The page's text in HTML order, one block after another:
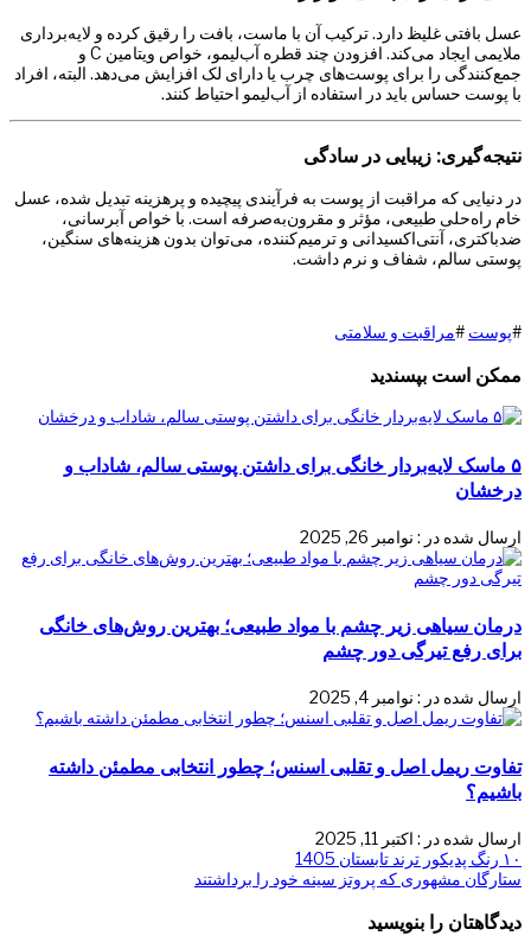
عسل بافتی غلیظ دارد. ترکیب آن با ماست، بافت را رقیق کرده و لایه‌برداری
ملایمی ایجاد می‌کند. افزودن چند قطره آب‌لیمو، خواص ویتامین C و
جمع‌کنندگی را برای پوست‌های چرب یا دارای لک افزایش می‌دهد. البته، افراد
با پوست حساس باید در استفاده از آب‌لیمو احتیاط کنند.
نتیجه‌گیری: زیبایی در سادگی
در دنیایی که مراقبت از پوست به فرآیندی پیچیده و پرهزینه تبدیل شده، عسل
خام راه‌حلی طبیعی، مؤثر و مقرون‌به‌صرفه است. با خواص آبرسانی،
ضدباکتری، آنتی‌اکسیدانی و ترمیم‌کننده، می‌توان بدون هزینه‌های سنگین،
پوستی سالم، شفاف و نرم داشت.
#پوست #مراقبت و سلامتی
ممکن است بپسندید
۵ ماسک لایه‌بردار خانگی برای داشتن پوستی سالم، شاداب و
درخشان
ارسال شده در : نوامبر 26, 2025
درمان سیاهی زیر چشم با مواد طبیعی؛ بهترین روش‌های خانگی
برای رفع تیرگی دور چشم
ارسال شده در : نوامبر 4, 2025
تفاوت ریمل اصل و تقلبی اسنس؛ چطور انتخابی مطمئن داشته
باشیم؟
ارسال شده در : اکتبر 11, 2025
راهبری
نوشته
پست
قبلی:
۱۰ رنگ پدیکور ترند تابستان 1405
پست
ستارگان مشهوری که پروتز سینه خود را برداشتند
دیدگاهتان را بنویسید